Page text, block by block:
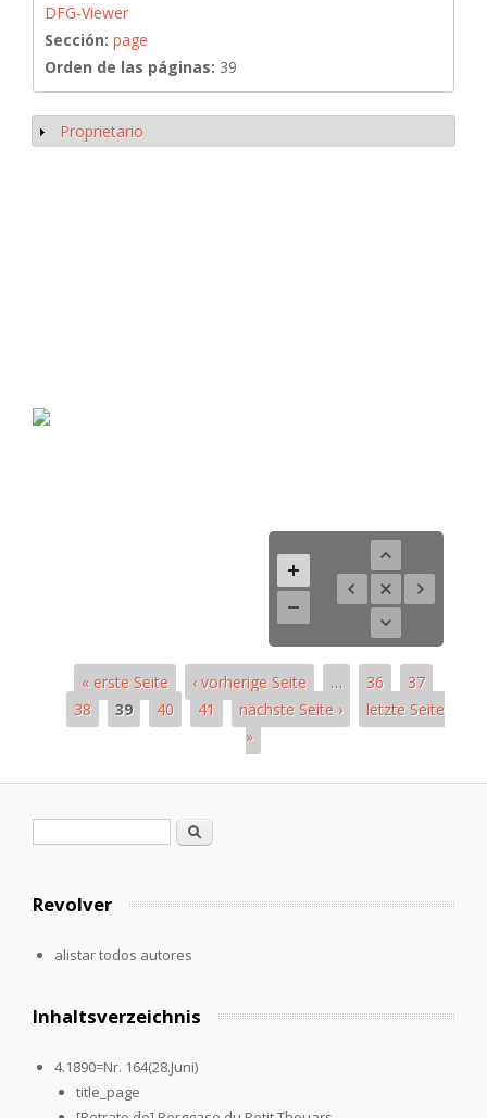
DFG-Viewer
Sección: page
Orden de las páginas: 39
Mostrar
Proprietario
« erste Seite ‹ vorherige Seite … 36
37
38
39 40 41 nächste Seite ›
letzte Seite
»
Formulario de búsqueda
Buscar
Revolver
alistar todos autores
Inhaltsverzeichnis
4.1890=Nr. 164(28.Juni)
title_page